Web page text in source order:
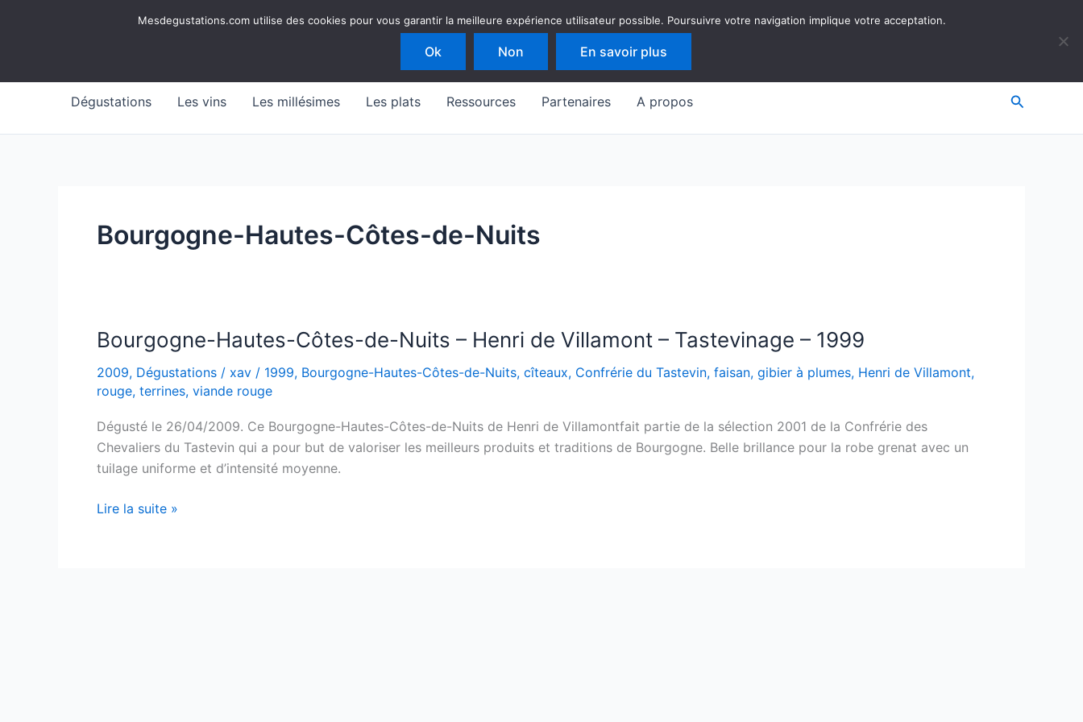
Mesdegustations
Dégustations Les vins Les millésimes Les plats Ressources Partenaires A propos
Bourgogne-Hautes-Côtes-de-Nuits
Bourgogne-Hautes-Côtes-de-Nuits – Henri de Villamont – Tastevinage – 1999
2009, Dégustations / xav / 1999, Bourgogne-Hautes-Côtes-de-Nuits, cîteaux, Confrérie du Tastevin, faisan, gibier à plumes, Henri de Villamont,
rouge, terrines, viande rouge
Dégusté le 26/04/2009. Ce Bourgogne-Hautes-Côtes-de-Nuits de Henri de Villamontfait partie de la sélection 2001 de la Confrérie des
Chevaliers du Tastevin qui a pour but de valoriser les meilleurs produits et traditions de Bourgogne. Belle brillance pour la robe grenat avec un
tuilage uniforme et d’intensité moyenne.
Bourgogne-
Lire la suite »
Mesdegustations.com utilise des cookies pour vous garantir la meilleure expérience utilisateur possible. Poursuivre votre navigation implique votre acceptation.
Ok Non En savoir plus